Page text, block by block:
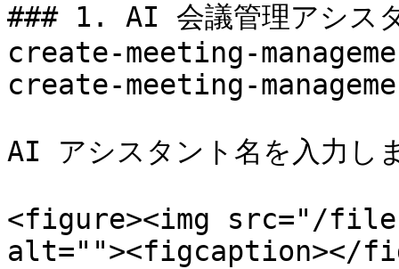
### 1. AI 会議管理アシス
create-meeting-
create-meeting-
AI アシスタント名を入力し
<figure><img src="/
alt=""><figcaption></